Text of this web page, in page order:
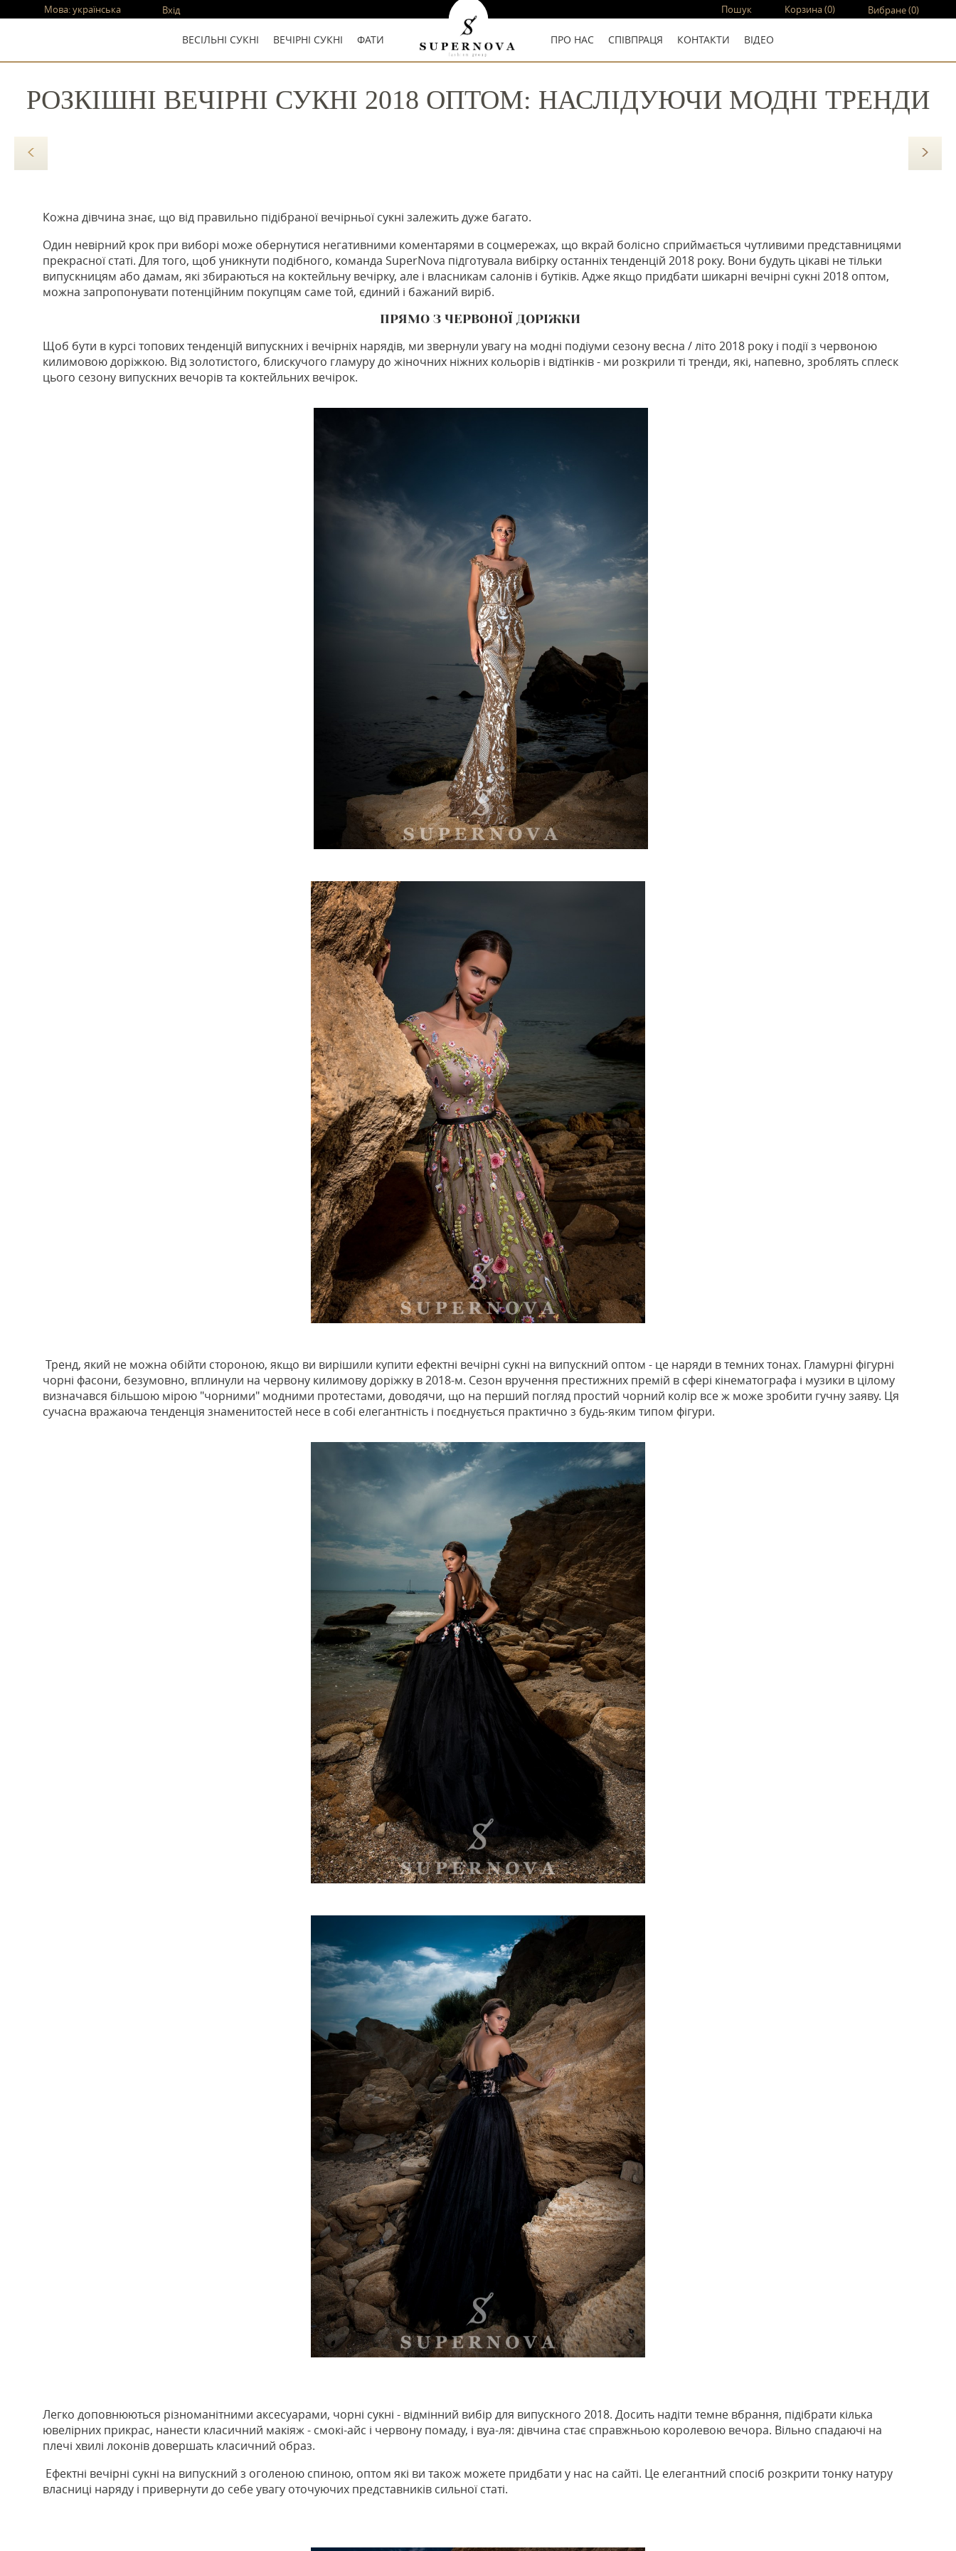
Мова:українська Вхід Пошук Корзина(0) Вибране(0)
ВЕСІЛЬНІ СУКНІ ВЕЧІРНІ СУКНІ ФАТИ ПРО НАС СПІВПРАЦЯ КОНТАКТИ ВIДЕО
РОЗКІШНІ ВЕЧІРНІ СУКНІ 2018 ОПТОМ: НАСЛІДУЮЧИ МОДНІ ТРЕНДИ
Кожна дівчина знає, що від правильно підібраної вечірньої сукні залежить дуже багато.
Один невірний крок при виборі може обернутися негативними коментарями в соцмережах, що вкрай болісно сприймається чутливими представницями
прекрасної статі. Для того, щоб уникнути подібного, команда SuperNova підготувала вибірку останніх тенденцій 2018 року. Вони будуть цікаві не тільки
випускницям або дамам, які збираються на коктейльну вечірку, але і власникам салонів і бутіків. Адже якщо придбати шикарні вечірні сукні 2018 оптом,
можна запропонувати потенційним покупцям саме той, єдиний і бажаний виріб.
ПРЯМО З ЧЕРВОНОЇ ДОРІЖКИ
Щоб бути в курсі топових тенденцій випускних і вечірніх нарядів, ми звернули увагу на модні подіуми сезону весна / літо 2018 року і події з червоною
килимовою доріжкою. Від золотистого, блискучого гламуру до жіночних ніжних кольорів і відтінків - ми розкрили ті тренди, які, напевно, зроблять сплеск
цього сезону випускних вечорів та коктейльних вечірок.
Тренд, який не можна обійти стороною, якщо ви вирішили купити ефектні вечірні сукні на випускний оптом - це наряди в темних тонах. Гламурні фігурні
чорні фасони, безумовно, вплинули на червону килимову доріжку в 2018-м. Сезон вручення престижних премій в сфері кінематографа і музики в цілому
визначався більшою мірою "чорними" модними протестами, доводячи, що на перший погляд простий чорний колір все ж може зробити гучну заяву. Ця
сучасна вражаюча тенденція знаменитостей несе в собі елегантність і поєднується практично з будь-яким типом фігури.
Легко доповнюються різноманітними аксесуарами, чорні сукні - відмінний вибір для випускного 2018. Досить надіти темне вбрання, підібрати кілька
ювелірних прикрас, нанести класичний макіяж - смокі-айс і червону помаду, і вуа-ля: дівчина стає справжньою королевою вечора. Вільно спадаючі на
плечі хвилі локонів довершать класичний образ.
Ефектні вечірні сукні на випускний з оголеною спиною, оптом які ви також можете придбати у нас на сайті. Це елегантний спосіб розкрити тонку натуру
власниці наряду і привернути до себе увагу оточуючих представників сильної статі.